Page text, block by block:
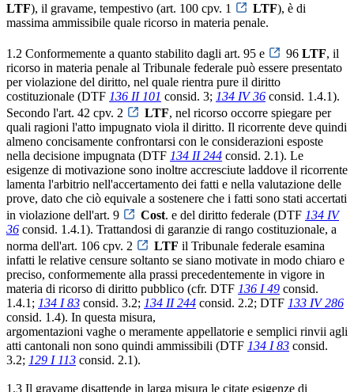
LTF), il gravame, tempestivo (art. 100 cpv. 1 LTF), è di
massima ammissibile quale ricorso in materia penale.
1.2 Conformemente a quanto stabilito dagli art. 95 e 96 LTF, il
ricorso in materia penale al Tribunale federale può essere presentato
per violazione del diritto, nel quale rientra pure il diritto
costituzionale (DTF 136 II 101 consid. 3; 134 IV 36 consid. 1.4.1).
Secondo l'art. 42 cpv. 2
LTF, nel ricorso occorre spiegare per
quali ragioni l'atto impugnato viola il diritto. Il ricorrente deve quindi
almeno concisamente confrontarsi con le considerazioni esposte
nella decisione impugnata (DTF 134 II 244 consid. 2.1). Le
esigenze di motivazione sono inoltre accresciute laddove il ricorrente
lamenta l'arbitrio nell'accertamento dei fatti e nella valutazione delle
prove, dato che ciò equivale a sostenere che i fatti sono stati accertati
in violazione dell'art. 9
Cost. e del diritto federale (DTF 134 IV
36 consid. 1.4.1). Trattandosi di garanzie di rango costituzionale, a
norma dell'art. 106 cpv. 2
LTF il Tribunale federale esamina
infatti le relative censure soltanto se siano motivate in modo chiaro e
preciso, conformemente alla prassi precedentemente in vigore in
materia di ricorso di diritto pubblico (cfr. DTF 136 I 49 consid.
1.4.1; 134 I 83 consid. 3.2; 134 II 244 consid. 2.2; DTF 133 IV 286
consid. 1.4). In questa misura,
argomentazioni vaghe o meramente appellatorie e semplici rinvii agli
atti cantonali non sono quindi ammissibili (DTF 134 I 83 consid.
3.2; 129 I 113 consid. 2.1).
1.3 Il gravame disattende in larga misura le citate esigenze di